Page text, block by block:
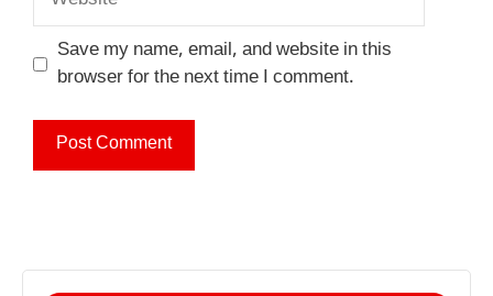
Save my name, email, and website in this
browser for the next time I comment.